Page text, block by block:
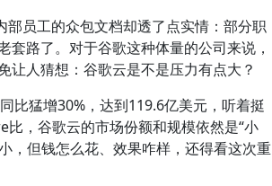
员工的众包文档却透了点实情：部分职
路了。对于谷歌这种体量的公司来说，
让人猜想：谷歌云是不是压力有点大？
猛增30%，达到119.6亿美元，听着挺
，谷歌云的市场份额和规模依然是“小
，但钱怎么花、效果咋样，还得看这次重